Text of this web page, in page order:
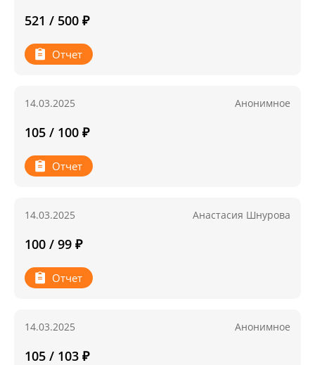
521 / 500 ₽
Отчет
14.03.2025 Анонимное
105 / 100 ₽
Отчет
14.03.2025 Анастасия Шнурова
100 / 99 ₽
Отчет
14.03.2025 Анонимное
105 / 103 ₽